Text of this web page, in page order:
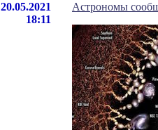
20.05.2021
18:11
Астрономы